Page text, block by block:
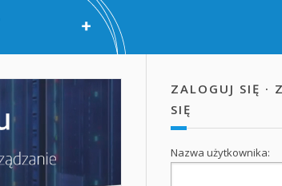
ZALOGUJ SIĘ ·
SIĘ
Nazwa użytkownika: